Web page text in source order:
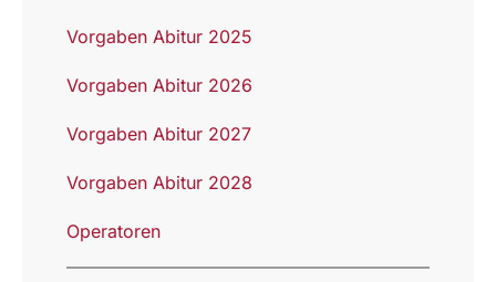
Vorgaben Abitur 2025
Vorgaben Abitur 2026
Vorgaben Abitur 2027
Vorgaben Abitur 2028
Operatoren